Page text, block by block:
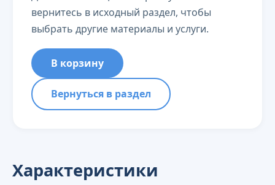
вернитесь в исходный раздел, чтобы
выбрать другие материалы и услуги.
В корзину
Вернуться в раздел
Характеристики